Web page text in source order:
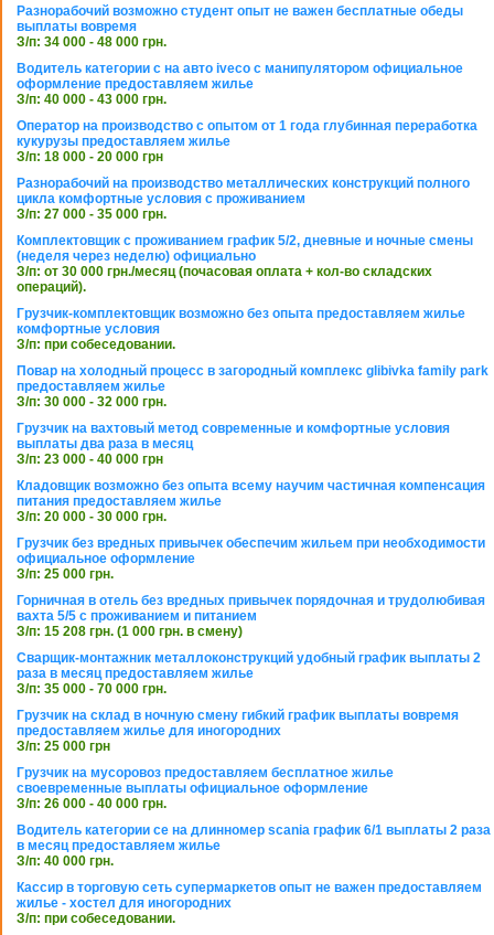
Разнорабочий возможно студент опыт не важен бесплатные обеды
выплаты вовремя
З/п: 34 000 - 48 000 грн.
Водитель категории с на авто iveco с манипулятором официальное
оформление предоставляем жилье
З/п: 40 000 - 43 000 грн.
Оператор на производство с опытом от 1 года глубинная переработка
кукурузы предоставляем жилье
З/п: 18 000 - 20 000 грн
Разнорабочий на производство металлических конструкций полного
цикла комфортные условия с проживанием
З/п: 27 000 - 35 000 грн.
Комплектовщик с проживанием график 5/2, дневные и ночные смены
(неделя через неделю) официально
З/п: от 30 000 грн./месяц (почасовая оплата + кол-во складских
операций).
Грузчик-комплектовщик возможно без опыта предоставляем жилье
комфортные условия
З/п: при собеседовании.
Повар на холодный процесс в загородный комплекс glibivka family park
предоставляем жилье
З/п: 30 000 - 32 000 грн.
Грузчик на вахтовый метод современные и комфортные условия
выплаты два раза в месяц
З/п: 23 000 - 40 000 грн
Кладовщик возможно без опыта всему научим частичная компенсация
питания предоставляем жилье
З/п: 20 000 - 30 000 грн.
Грузчик без вредных привычек обеспечим жильем при необходимости
официальное оформление
З/п: 25 000 грн.
Горничная в отель без вредных привычек порядочная и трудолюбивая
вахта 5/5 с проживанием и питанием
З/п: 15 208 грн. (1 000 грн. в смену)
Сварщик-монтажник металлоконструкций удобный график выплаты 2
раза в месяц предоставляем жилье
З/п: 35 000 - 70 000 грн.
Грузчик на склад в ночную смену гибкий график выплаты вовремя
предоставляем жилье для иногородних
З/п: 25 000 грн
Грузчик на мусоровоз предоставляем бесплатное жилье
своевременные выплаты официальное оформление
З/п: 26 000 - 40 000 грн.
Водитель категории се на длинномер scania график 6/1 выплаты 2 раза
в месяц предоставляем жилье
З/п: 40 000 грн.
Кассир в торговую сеть супермаркетов опыт не важен предоставляем
жилье - хостел для иногородних
З/п: при собеседовании.